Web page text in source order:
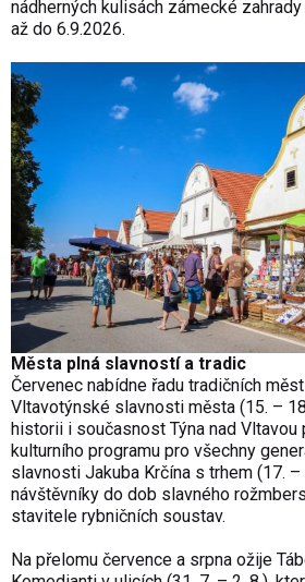
nádherných kulisách zámecké
až do 6.9.2026.
Města plná slavností a tradic
Červenec nabídne řadu tradičních
Vltavotýnské slavnosti města (15. –
historii i současnost Týna nad
kulturního programu pro všechny
slavnosti Jakuba Krčína s trhem (17. –
návštěvníky do dob slavného
stavitele rybničních soustav.
Na přelomu července a srpna ožije